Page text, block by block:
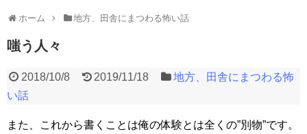
ホーム 地方、田舎にまつわる怖い話
嗤う人々
2018/10/8 2019/11/18
地方、田舎にまつわる怖
い話
また、これから書くことは俺の体験とは全くの”別物”です。